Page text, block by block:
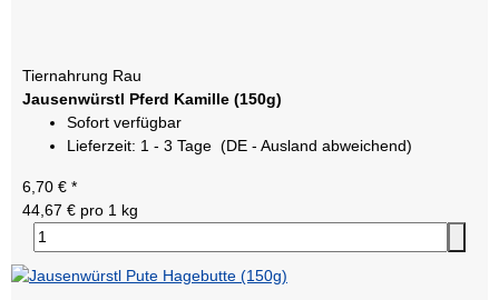
Tiernahrung Rau
Jausenwürstl Pferd Kamille (150g)
Sofort verfügbar
Lieferzeit: 1 - 3 Tage (DE - Ausland abweichend)
6,70 € *
44,67 € pro 1 kg